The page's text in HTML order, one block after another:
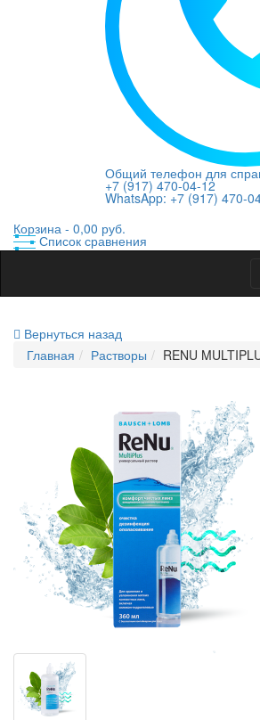
Общий телефон для
+7 (917) 470-04-12
WhatsApp: +7 (917) 470-
Корзина - 0,00 руб.
Список сравнения
Вернуться назад
Главная
Растворы RENU